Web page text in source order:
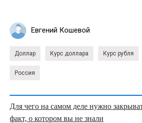
Евгений Кошевой
Доллар Курс доллара Курс рубля
Россия
Для чего на самом деле нужно
факт, о котором вы не знали